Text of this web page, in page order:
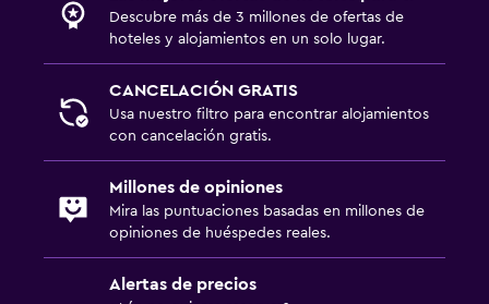
Descubre más de 3 millones de ofertas de
hoteles y alojamientos en un solo lugar.
CANCELACIÓN GRATIS
Usa nuestro filtro para encontrar alojamientos
con cancelación gratis.
Millones de opiniones
Mira las puntuaciones basadas en millones de
opiniones de huéspedes reales.
Alertas de precios